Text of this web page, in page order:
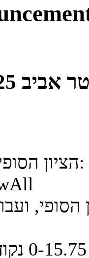
הציון הסופי חושב באופן הבא: